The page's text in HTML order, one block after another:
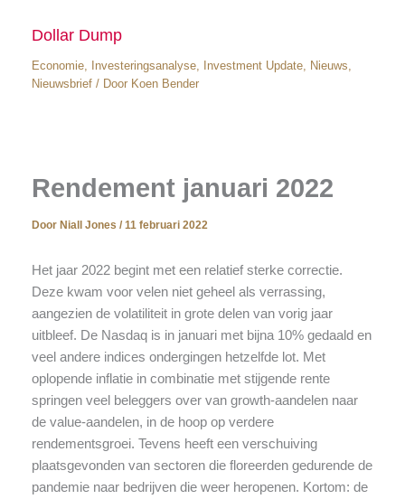
Dollar Dump
Economie, Investeringsanalyse, Investment Update, Nieuws,
Nieuwsbrief/ Door Koen Bender
Rendement januari 2022
Door Niall Jones / 11 februari 2022
Het jaar 2022 begint met een relatief sterke correctie.
Deze kwam voor velen niet geheel als verrassing,
aangezien de volatiliteit in grote delen van vorig jaar
uitbleef. De Nasdaq is in januari met bijna 10% gedaald en
veel andere indices ondergingen hetzelfde lot. Met
oplopende inflatie in combinatie met stijgende rente
springen veel beleggers over van growth-aandelen naar
de value-aandelen, in de hoop op verdere
rendementsgroei. Tevens heeft een verschuiving
plaatsgevonden van sectoren die floreerden gedurende de
pandemie naar bedrijven die weer heropenen. Kortom: de